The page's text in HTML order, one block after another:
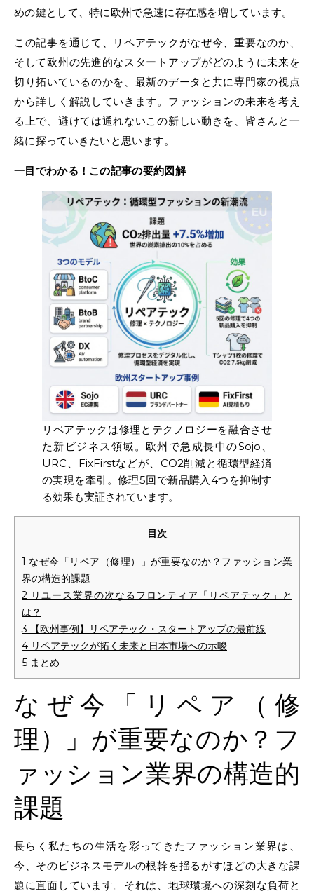
めの鍵として、特に欧州で急速に存在感を増しています。
この記事を通じて、リペアテックがなぜ今、重要なのか、
そして欧州の先進的なスタートアップがどのように未来を
切り拓いているのかを、最新のデータと共に専門家の視点
から詳しく解説していきます。ファッションの未来を考え
る上で、避けては通れないこの新しい動きを、皆さんと一
緒に探っていきたいと思います。
一目でわかる！この記事の要約図解
リペアテックは修理とテクノロジーを融合させ
た新ビジネス領域。欧州で急成長中のSojo、
URC、FixFirstなどが、CO2削減と循環型経済
の実現を牽引。修理5回で新品購入4つを抑制す
る効果も実証されています。
目次
1 なぜ今「リペア（修理）」が重要なのか？ファッション業
界の構造的課題
2 リユース業界の次なるフロンティア「リペアテック」と
は？
3 【欧州事例】リペアテック・スタートアップの最前線
4 リペアテックが拓く未来と日本市場への示唆
5 まとめ
なぜ今「リペア（修
理）」が重要なのか？フ
ァッション業界の構造的
課題
長らく私たちの生活を彩ってきたファッション業界は、
今、そのビジネスモデルの根幹を揺るがすほどの大きな課
題に直面しています。それは、地球環境への深刻な負荷と